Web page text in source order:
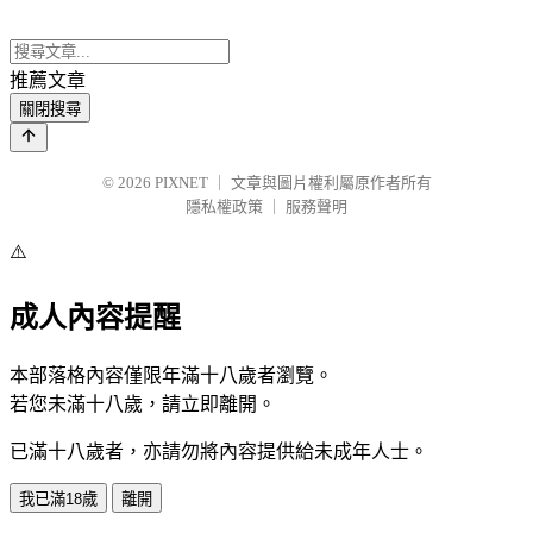
推薦文章
關閉搜尋
© 2026 PIXNET
文章與圖片權利屬原作者所有
隱私權政策
服務聲明
⚠️
成人內容提醒
本部落格內容僅限年滿十八歲者瀏覽。
若您未滿十八歲，請立即離開。
已滿十八歲者，亦請勿將內容提供給未成年人士。
我已滿18歲 離開